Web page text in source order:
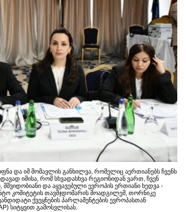
და იმ მომავლის განხილვა, რომელიც აერთიანებს ჩვენს
იმისა, რომ სხვადასხვა რეგიონიდან ვართ, ჩვენ
და აყვავებული ევროპის ერთიანი ხედვა -
კომიტეტის თავმჯდომარის მოადგილემ, თორნიკე
ქვეყნების პარლამენტების ევროპასთან
სიტყვით გამოსვლისას.